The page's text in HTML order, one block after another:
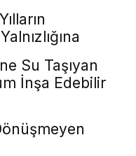
Su Taşıyan
İnşa Edebilir